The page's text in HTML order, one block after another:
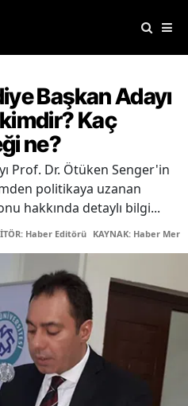
Başkan Adayı
Kaç
ne?
Prof. Dr. Ötüken Senger'in
politikaya uzanan
hakkında detaylı bilgi...
Haber Editörü KAYNAK: Haber